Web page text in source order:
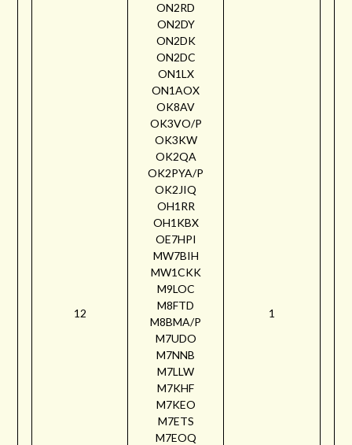
12
ON2RD
ON2DY
ON2DK
ON2DC
ON1LX
ON1AOX
OK8AV
OK3VO/P
OK3KW
OK2QA
OK2PYA/P
OK2JIQ
OH1RR
OH1KBX
OE7HPI
MW7BIH
MW1CKK
M9LOC
M8FTD
M8BMA/P
M7UDO
M7NNB
M7LLW
M7KHF
M7KEO
M7ETS
M7EOQ
1